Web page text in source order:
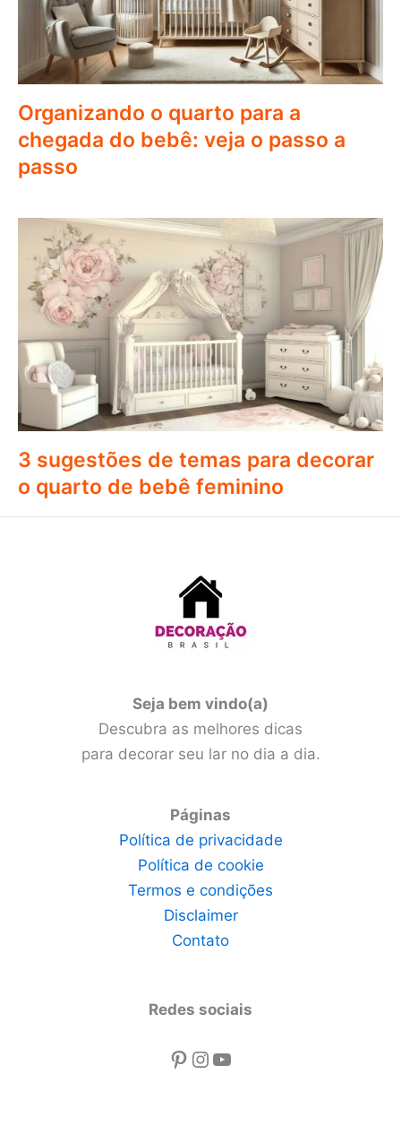
Organizando o quarto para a
chegada do bebê: veja o passo a
passo
3 sugestões de temas para decorar
o quarto de bebê feminino
Seja bem vindo(a)
Descubra as melhores dicas
para decorar seu lar no dia a dia.
Páginas
Política de privacidade
Política de cookie
Termos e condições
Disclaimer
Contato
Redes sociais
Pinterest
Instagram
Youtube